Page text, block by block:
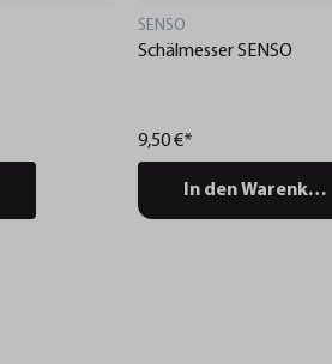
SENSO
Schälmesser SENSO
9,50 €*
In den Warenkorb